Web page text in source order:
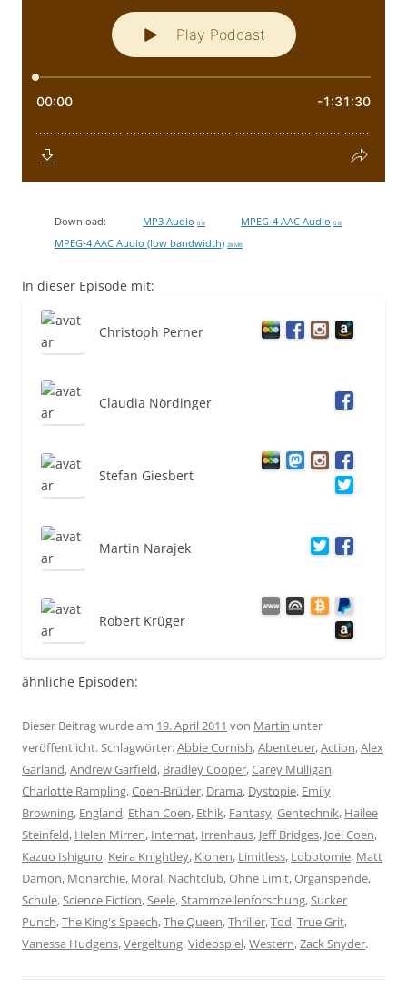
Download: MP3 Audio 0 B MPEG-4 AAC Audio 0 B
MPEG-4 AAC Audio (low bandwidth) 28 MB
In dieser Episode mit:
Christoph Perner
Claudia Nördinger
Stefan Giesbert
Martin Narajek
Robert Krüger
ähnliche Episoden:
Dieser Beitrag wurde am 19. April 2011 von Martin unter
veröffentlicht. Schlagwörter:Abbie Cornish,Abenteuer,Action,Alex
Garland,Andrew Garfield, Bradley Cooper,Carey Mulligan,
Charlotte Rampling,Coen-Brüder, Drama, Dystopie, Emily
Browning, England, Ethan Coen, Ethik, Fantasy,Gentechnik, Hailee
Steinfeld, Helen Mirren, Internat, Irrenhaus, Jeff Bridges, Joel Coen,
Kazuo Ishiguro, Keira Knightley, Klonen, Limitless, Lobotomie, Matt
Damon, Monarchie, Moral, Nachtclub,Ohne Limit,Organspende,
Schule,Science Fiction,Seele,Stammzellenforschung,Sucker
Punch,The King's Speech,The Queen,Thriller,Tod,True Grit,
Vanessa Hudgens,Vergeltung,Videospiel,Western,Zack Snyder.